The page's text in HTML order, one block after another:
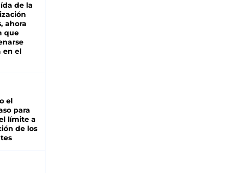
de la
ahora
que
en el
el
para
límite a
de los